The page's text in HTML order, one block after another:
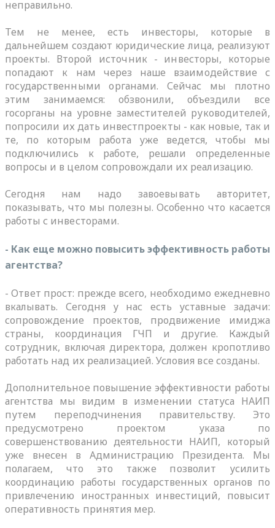
неправильно.
Тем не менее, есть инвесторы, которые в
дальнейшем создают юридические лица, реализуют
проекты. Второй источник - инвесторы, которые
попадают к нам через наше взаимодействие с
государственными органами. Сейчас мы плотно
этим занимаемся: обзвонили, объездили все
госорганы на уровне заместителей руководителей,
попросили их дать инвестпроекты - как новые, так и
те, по которым работа уже ведется, чтобы мы
подключились к работе, решали определенные
вопросы и в целом сопровождали их реализацию.
Сегодня нам надо завоевывать авторитет,
показывать, что мы полезны. Особенно что касается
работы с инвесторами.
- Как еще можно повысить эффективность работы
агентства?
- Ответ прост: прежде всего, необходимо ежедневно
вкалывать. Сегодня у нас есть уставные задачи:
сопровождение проектов, продвижение имиджа
страны, координация ГЧП и другие. Каждый
сотрудник, включая директора, должен кропотливо
работать над их реализацией. Условия все созданы.
Дополнительное повышение эффективности работы
агентства мы видим в изменении статуса НАИП
путем переподчинения правительству. Это
предусмотрено проектом указа по
совершенствованию деятельности НАИП, который
уже внесен в Администрацию Президента. Мы
полагаем, что это также позволит усилить
координацию работы государственных органов по
привлечению иностранных инвестиций, повысит
оперативность принятия мер.